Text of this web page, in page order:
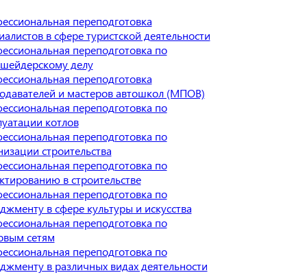
переподготовка
в сфере туристской деятельности
переподготовка по
делу
переподготовка
и мастеров автошкол (МПОВ)
переподготовка по
котлов
переподготовка по
строительства
переподготовка по
в строительстве
переподготовка по
в сфере культуры и искусства
переподготовка по
сетям
переподготовка по
в различных видах деятельности